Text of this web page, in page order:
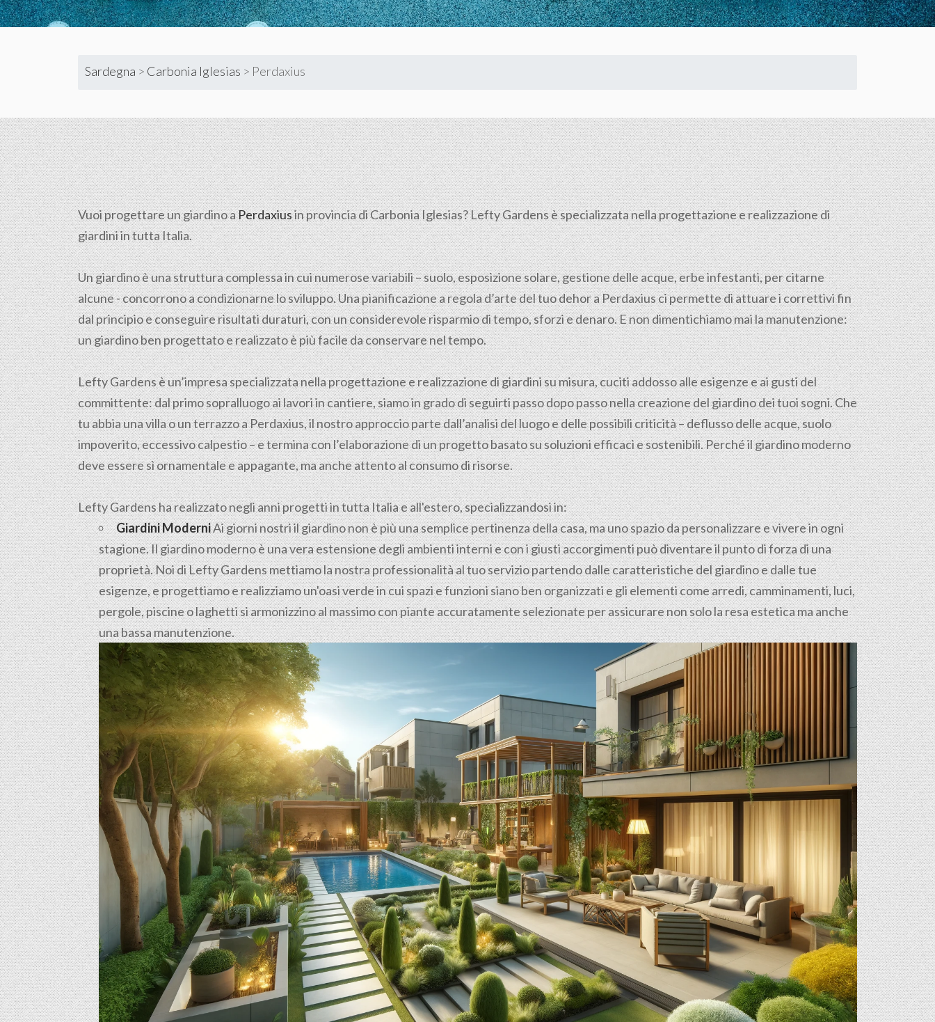
Sardegna > Carbonia Iglesias > Perdaxius
Vuoi progettare un giardino aPerdaxiusin provincia diCarbonia Iglesias? Lefty Gardens è specializzata nella progettazione e realizzazione di
giardini in tutta Italia.
Un giardino è una struttura complessa in cui numerose variabili – suolo, esposizione solare, gestione delle acque, erbe infestanti, per citarne
alcune - concorrono a condizionarne lo sviluppo. Una pianificazione a regola d’arte del tuo dehor a Perdaxius ci permette di attuare i correttivi fin
dal principio e conseguire risultati duraturi, con un considerevole risparmio di tempo, sforzi e denaro. E non dimentichiamo mai la manutenzione:
un giardino ben progettato e realizzato è più facile da conservare nel tempo.
Lefty Gardens è un’impresa specializzata nellaprogettazionee realizzazione di giardini su misura, cuciti addosso alle esigenze e ai gusti del
committente: dal primo sopralluogo ai lavori in cantiere, siamo in grado di seguirti passo dopo passo nella creazione del giardino dei tuoi sogni. Che
tu abbia una villa o un terrazzo a Perdaxius, il nostro approccio parte dall’analisi del luogo e delle possibili criticità – deflusso delle acque, suolo
impoverito, eccessivo calpestio – e termina con l’elaborazione di un progetto basato su soluzioni efficaci e sostenibili. Perché il giardino moderno
deve essere sì ornamentale e appagante, ma anche attento al consumo di risorse.
Lefty Gardens ha realizzato negli anni progetti in tutta Italia e all'estero, specializzandosi in:
Giardini ModerniAi giorni nostri il giardino non è più una semplice pertinenza della casa, ma uno spazio da personalizzare e vivere in ogni
stagione. Il giardino moderno è una vera estensione degli ambienti interni e con i giusti accorgimenti può diventare il punto di forza di una
proprietà. Noi di Lefty Gardens mettiamo la nostra professionalità al tuo servizio partendo dalle caratteristiche del giardino e dalle tue
esigenze, e progettiamo e realizziamo un'oasi verde in cui spazi e funzioni siano ben organizzati e gli elementi come arredi, camminamenti, luci,
pergole, piscine o laghetti si armonizzino al massimo con piante accuratamente selezionate per assicurare non solo la resa estetica ma anche
una bassa manutenzione.